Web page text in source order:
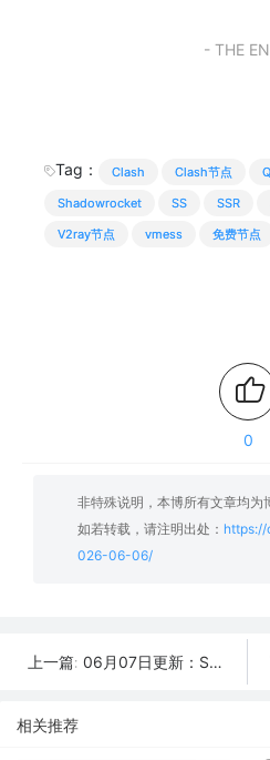
- THE
Tag： Clash Clash节点
Shadowrocket
SS SSR
V2ray节点
vmess 免费节点
0
非特殊说明，本博所有文章均为
如若转载，请注明出处： https://
026-06-06/
上一篇: 06月07日更新：SSR/V2Ray/Clash可用节点40条分享
相关推荐